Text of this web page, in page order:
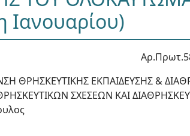
Ιανουαρίου)
ΘΡΗΣΚΕΥΤΙΚΗΣ ΕΚΠΑΙΔΕΥΣΗΣ &
ΣΧΕΣΕΩΝ ΚΑΙ